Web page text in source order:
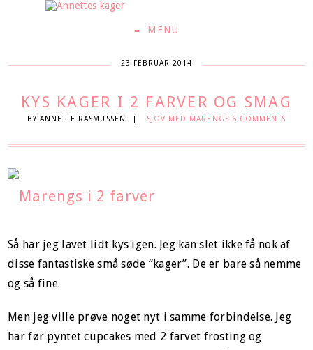
MENU
23 FEBRUAR 2014
KYS KAGER I 2 FARVER OG SMAG
BY ANNETTE RASMUSSEN | SJOV MED MARENGS 6 COMMENTS
Så har jeg lavet lidt kys igen. Jeg kan slet ikke få nok af
disse fantastiske små søde “kager”. De er bare så nemme
og så fine.
Men jeg ville prøve noget nyt i samme forbindelse. Jeg
har før pyntet cupcakes med 2 farvet frosting og